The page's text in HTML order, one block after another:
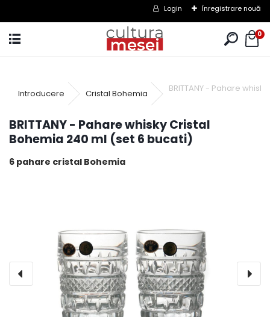
Login Înregistrare nouă
0
Introducere Cristal Bohemia
BRITTANY - Pahare
BRITTANY - Pahare whisky Cristal
Bohemia 240 ml (set 6 bucati)
6 pahare cristal Bohemia